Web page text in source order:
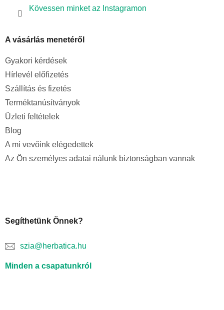
Kövessen minket az Instagramon
A vásárlás menetéről
Gyakori kérdések
Hírlevél előfizetés
Szállítás és fizetés
Terméktanúsítványok
Üzleti feltételek
Blog
A mi vevőink elégedettek
Az Ön személyes adatai nálunk biztonságban vannak
Segíthetünk Önnek?
szia@herbatica.hu
Minden a csapatunkról